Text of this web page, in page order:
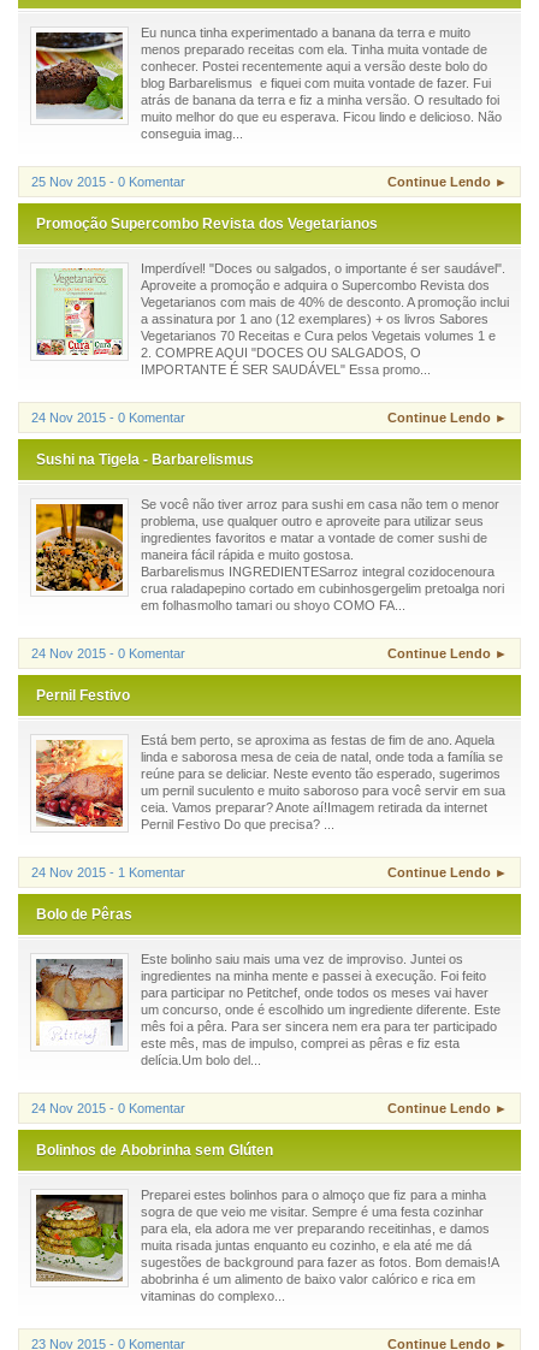
Eu nunca tinha experimentado a banana da terra e muito
menos preparado receitas com ela. Tinha muita vontade de
conhecer. Postei recentemente aqui a versão deste bolo do
blog Barbarelismus e fiquei com muita vontade de fazer. Fui
atrás de banana da terra e fiz a minha versão. O resultado foi
muito melhor do que eu esperava. Ficou lindo e delicioso. Não
conseguia imag...
25 Nov 2015 - 0 Komentar Continue Lendo ►
Promoção Supercombo Revista dos Vegetarianos
Imperdível! "Doces ou salgados, o importante é ser saudável".
Aproveite a promoção e adquira o Supercombo Revista dos
Vegetarianos com mais de 40% de desconto. A promoção inclui
a assinatura por 1 ano (12 exemplares) + os livros Sabores
Vegetarianos 70 Receitas e Cura pelos Vegetais volumes 1 e
2. COMPRE AQUI "DOCES OU SALGADOS, O
IMPORTANTE É SER SAUDÁVEL" Essa promo...
24 Nov 2015 - 0 Komentar Continue Lendo ►
Sushi na Tigela - Barbarelismus
Se você não tiver arroz para sushi em casa não tem o menor
problema, use qualquer outro e aproveite para utilizar seus
ingredientes favoritos e matar a vontade de comer sushi de
maneira fácil rápida e muito gostosa.
Barbarelismus INGREDIENTESarroz integral cozidocenoura
crua raladapepino cortado em cubinhosgergelim pretoalga nori
em folhasmolho tamari ou shoyo COMO FA...
24 Nov 2015 - 0 Komentar Continue Lendo ►
Pernil Festivo
Está bem perto, se aproxima as festas de fim de ano. Aquela
linda e saborosa mesa de ceia de natal, onde toda a família se
reúne para se deliciar. Neste evento tão esperado, sugerimos
um pernil suculento e muito saboroso para você servir em sua
ceia. Vamos preparar? Anote aí!Imagem retirada da internet
Pernil Festivo Do que precisa? ...
24 Nov 2015 - 1 Komentar Continue Lendo ►
Bolo de Pêras
Este bolinho saiu mais uma vez de improviso. Juntei os
ingredientes na minha mente e passei à execução. Foi feito
para participar no Petitchef, onde todos os meses vai haver
um concurso, onde é escolhido um ingrediente diferente. Este
mês foi a pêra. Para ser sincera nem era para ter participado
este mês, mas de impulso, comprei as pêras e fiz esta
delícia.Um bolo del...
24 Nov 2015 - 0 Komentar Continue Lendo ►
Bolinhos de Abobrinha sem Glúten
Preparei estes bolinhos para o almoço que fiz para a minha
sogra de que veio me visitar. Sempre é uma festa cozinhar
para ela, ela adora me ver preparando receitinhas, e damos
muita risada juntas enquanto eu cozinho, e ela até me dá
sugestões de background para fazer as fotos. Bom demais!A
abobrinha é um alimento de baixo valor calórico e rica em
vitaminas do complexo...
23 Nov 2015 - 0 Komentar Continue Lendo ►